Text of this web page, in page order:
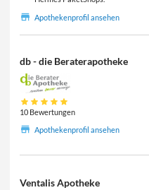
Apothekenprofil ansehen
db - die Beraterapotheke
10 Bewertungen
Apothekenprofil ansehen
Ventalis Apotheke